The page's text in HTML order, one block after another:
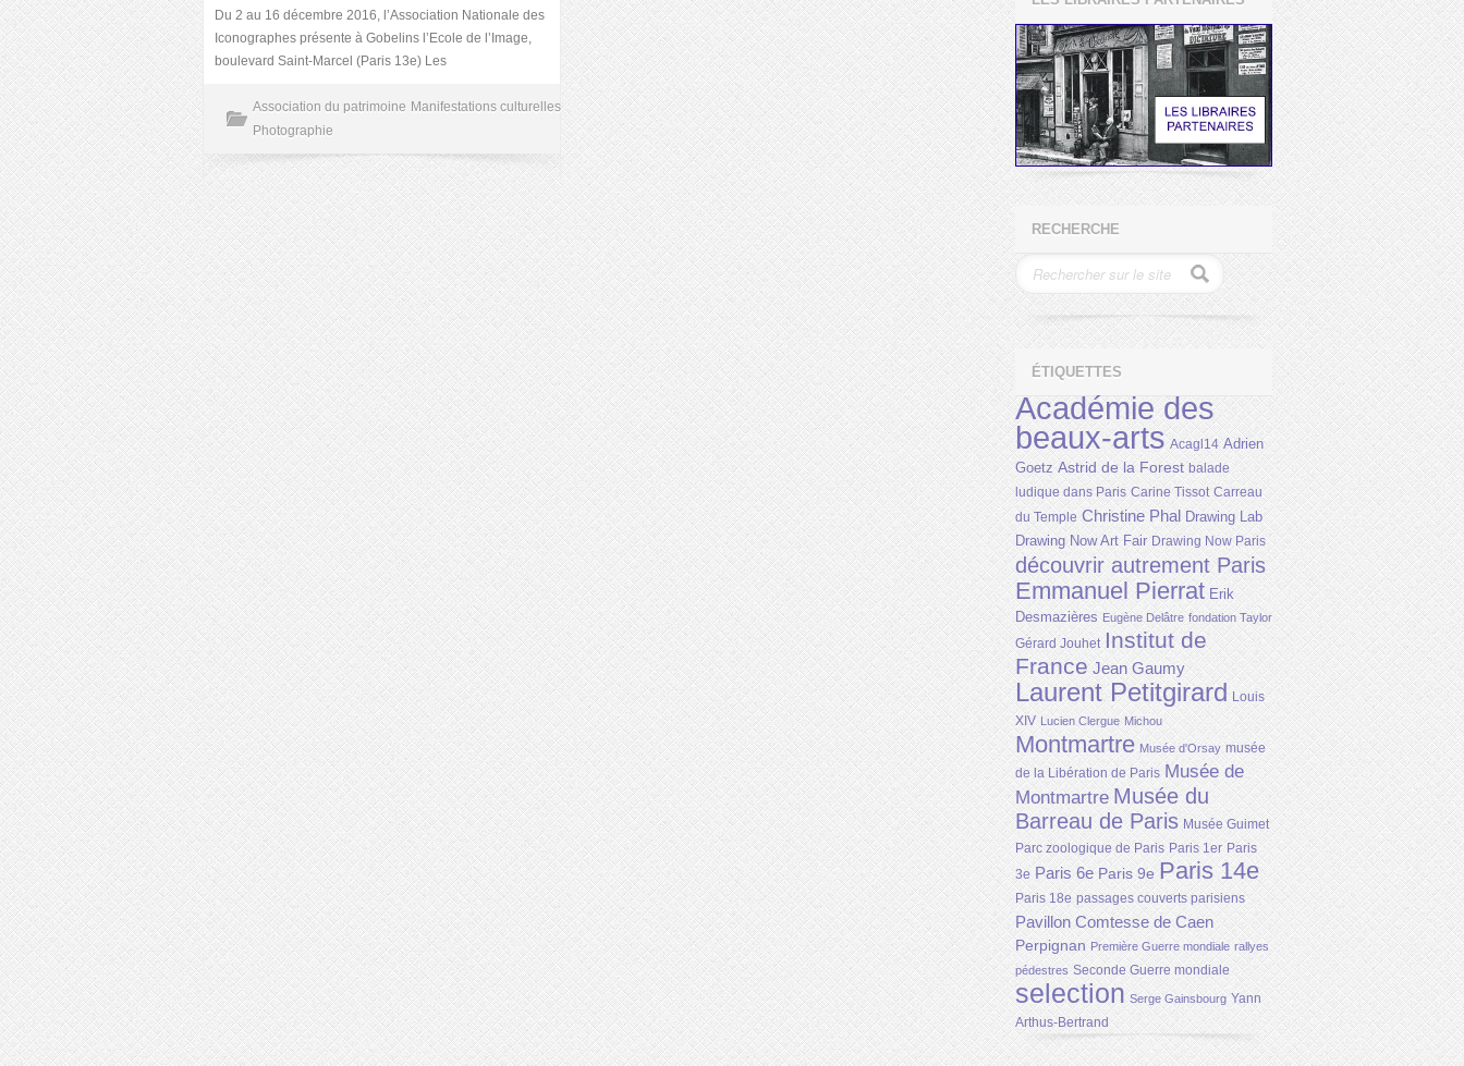
Du 2 au 16 décembre 2016, l’Association Nationale des
Iconographes présente à Gobelins l’Ecole de l’Image,
boulevard Saint-Marcel (Paris 13e) Les
Association du patrimoine Manifestations culturelles
Photographie
RECHERCHE
ÉTIQUETTES
Académie des
beaux-arts Acagl14 Adrien
Goetz Astrid de la Forest balade
ludique dans Paris Carine Tissot Carreau
du Temple Christine Phal Drawing Lab
Drawing Now Art Fair Drawing Now Paris
découvrir autrement Paris
Emmanuel Pierrat Erik
Desmazières Eugène Delâtre fondation Taylor
Gérard Jouhet Institut de
France Jean Gaumy
Laurent Petitgirard Louis
XIV Lucien Clergue Michou
Montmartre Musée d'Orsay musée
de la Libération de Paris Musée de
Montmartre Musée du
Barreau de Paris Musée Guimet
Parc zoologique de Paris Paris 1er Paris
3e Paris 6e Paris 9e Paris 14e
Paris 18e passages couverts parisiens
Pavillon Comtesse de Caen
Perpignan Première Guerre mondiale rallyes
pédestres Seconde Guerre mondiale
selection Serge Gainsbourg Yann
Arthus-Bertrand